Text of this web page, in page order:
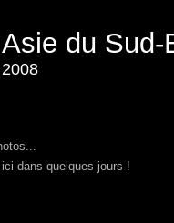
du Sud-
dans quelques jours !